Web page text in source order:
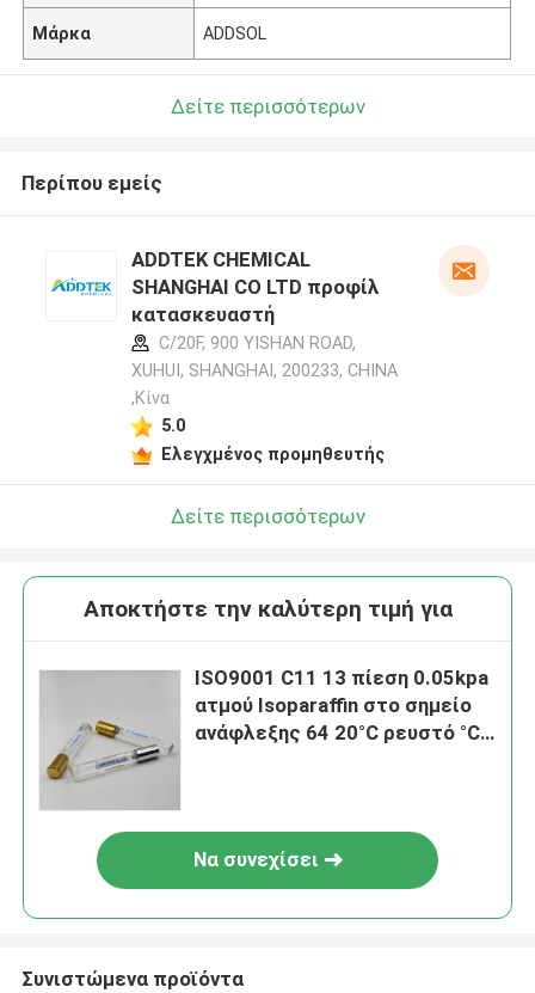
Μάρκα ADDSOL
Δείτε περισσότερων
Περίπου εμείς
ADDTEK CHEMICAL
SHANGHAI CO LTD προφίλ
κατασκευαστή
C/20F, 900 YISHAN ROAD,
XUHUI, SHANGHAI, 200233, CHINA
,Κίνα
5.0
Ελεγχμένος προμηθευτής
Δείτε περισσότερων
Αποκτήστε την καλύτερη τιμή για
ISO9001 C11 13 πίεση 0.05kpa
ατμού Isoparaffin στο σημείο
ανάφλεξης 64 20°C ρευστό °C
Να συνεχίσει
Συνιστώμενα προϊόντα